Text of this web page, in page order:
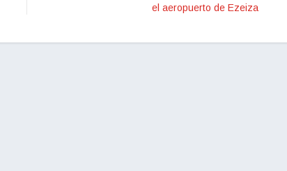
el aeropuerto de Ezeiza